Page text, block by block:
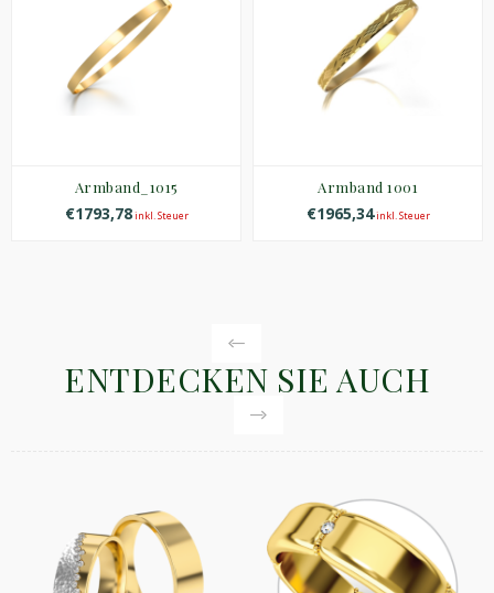
Armband_1015
€1793,78inkl. Steuer
Armband 1001
€1965,34inkl. Steuer
ENTDECKEN SIE AUCH